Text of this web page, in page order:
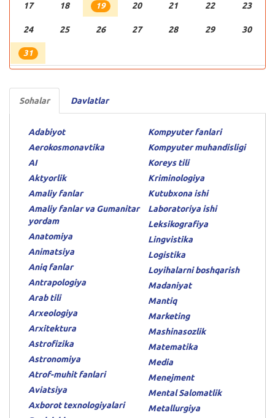
17 18 19 20 21 22 23
24 25 26 27 28 29 30
31
Sohalar Davlatlar
Adabiyot
Aerokosmonavtika
AI
Aktyorlik
Amaliy fanlar
Amaliy fanlar va Gumanitar
yordam
Anatomiya
Animatsiya
Aniq fanlar
Antrapologiya
Arab tili
Arxeologiya
Arxitektura
Astrofizika
Astronomiya
Atrof-muhit fanlari
Aviatsiya
Axborot texnologiyalari
Kompyuter fanlari
Kompyuter muhandisligi
Koreys tili
Kriminologiya
Kutubxona ishi
Laboratoriya ishi
Leksikografiya
Lingvistika
Logistika
Loyihalarni boshqarish
Madaniyat
Mantiq
Marketing
Mashinasozlik
Matematika
Media
Menejment
Mental Salomatlik
Metallurgiya